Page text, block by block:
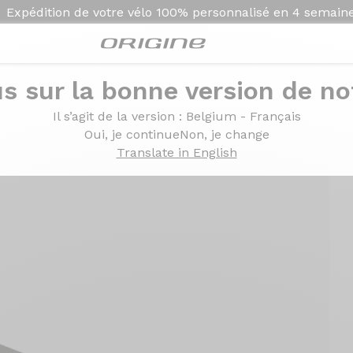
Expédition de votre vélo 100% personnalisé en 4
sur la bonne version de
Il s’agit de la version : Belgium - Français
Oui, je continueNon, je change
Translate in English